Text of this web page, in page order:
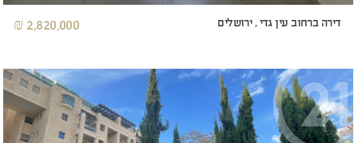
דירה ברחוב עין גדי , ירושלים 2,820,000 ₪